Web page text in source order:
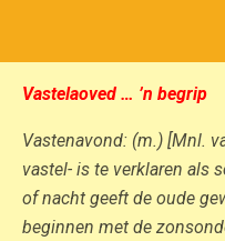
Vastelaoved … ’n begrip
Vastenavond: (m.) [Mnl.
vastel- is te verklaren als
of nacht geeft de oude
beginnen met de